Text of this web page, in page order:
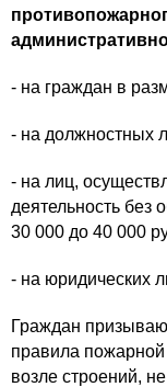
- на граждан в
- на должностных
- на лиц,
деятельность без
30 000 до 40 000
- на юридических
Граждан
правила пожарной
возле строений,